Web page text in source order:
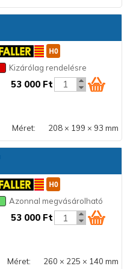
Kizárólag rendelésre
53 000 Ft
Méret: 208 × 199 × 93 mm
Azonnal megvásárolható
53 000 Ft
Méret: 260 × 225 × 140 mm